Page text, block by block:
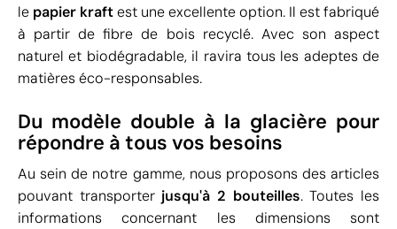
le papier kraftest une excellente option. Il est fabriqué
à partir de fibre de bois recyclé. Avec son aspect
naturel et biodégradable, il ravira tous les adeptes de
matières éco-responsables.
Du modèle double à la glacière pour
répondre à tous vos besoins
Au sein de notre gamme, nous proposons des articles
pouvant transporter jusqu'à 2 bouteilles. Toutes les
informations concernant les dimensions sont